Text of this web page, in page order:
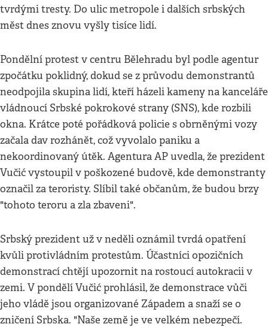
tvrdými tresty. Do ulic metropole i dalších srbských
měst dnes znovu vyšly tisíce lidí.
Pondělní protest v centru Bělehradu byl podle agentur
zpočátku poklidný, dokud se z průvodu demonstrantů
neodpojila skupina lidí, kteří házeli kameny na kanceláře
vládnoucí Srbské pokrokové strany (SNS), kde rozbili
okna. Krátce poté pořádková policie s obrněnými vozy
začala dav rozhánět, což vyvolalo paniku a
nekoordinovaný útěk. Agentura AP uvedla, že prezident
Vučić vystoupil v poškozené budově, kde demonstranty
označil za teroristy. Slíbil také občanům, že budou brzy
"tohoto teroru a zla zbaveni".
Srbský prezident už v neděli oznámil tvrdá opatření
kvůli protivládním protestům. Účastníci opozičních
demonstrací chtějí upozornit na rostoucí autokracii v
zemi. V pondělí Vučić prohlásil, že demonstrace vůči
jeho vládě jsou organizované Západem a snaží se o
zničení Srbska. "Naše země je ve velkém nebezpečí.